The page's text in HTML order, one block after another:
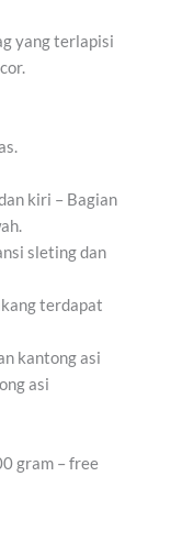
yang terlapisi
kiri – Bagian
sleting dan
terdapat
kantong asi
asi
gram – free